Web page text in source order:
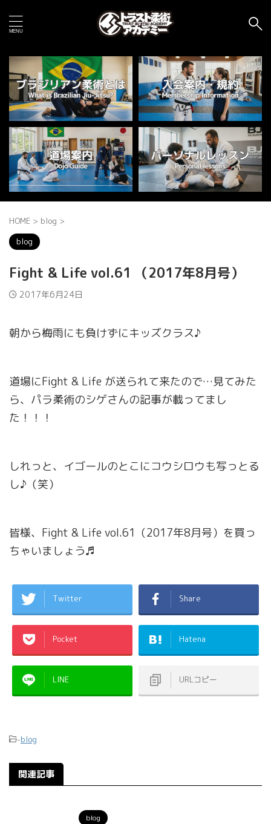
HOME > blog >
blog
Fight & Life vol.61 （2017年8月号）
2017年6月24日
朝から梅雨にも負けずにキッズクラス♪
道場にFight & Life が送られて来たので…見てみた
ら、パラ柔術のシゲさんの記事が載ってまし
た！！！
しれっと、イゴールのとこにコウシロウも写っとる
し♪（笑）
皆様、Fight & Life vol.61（2017年8月号）を買っ
ちゃいましょう♬
Twitter Share
Pocket Hatena
LINE URLコピー
-blog
関連記事
blog